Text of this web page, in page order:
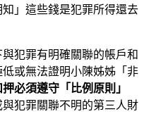
」這些錢是犯罪所得還去
犯罪有明確關聯的帳戶和
或無法證明小陳姊姊「非
押必須遵守「比例原則」
犯罪關聯不明的第三人財